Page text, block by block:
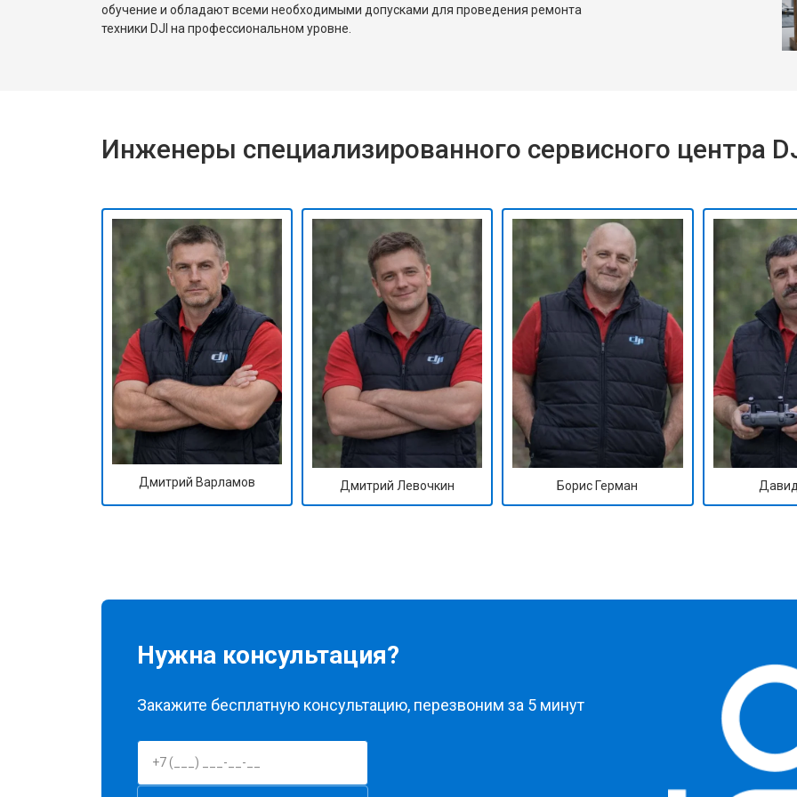
обучение и обладают всеми необходимыми допусками для проведения ремонта
техники DJI на профессиональном уровне.
Инженеры специализированного сервисного центра
Дмитрий Варламов Дмитрий Левочкин Борис Герман
Нужна консультация?
Закажите бесплатную консультацию, перезвоним за 5 минут